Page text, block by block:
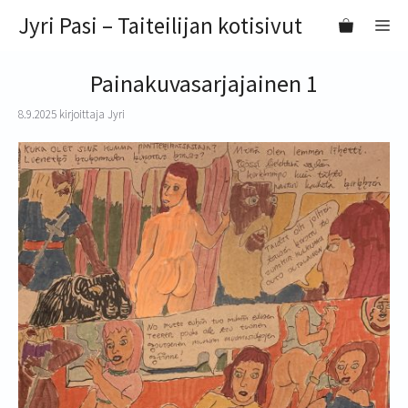
sisältöönJyri Pasi – Taiteilijan kotisivut
Painakuvasarjajainen 1
8.9.2025 kirjoittaja Jyri